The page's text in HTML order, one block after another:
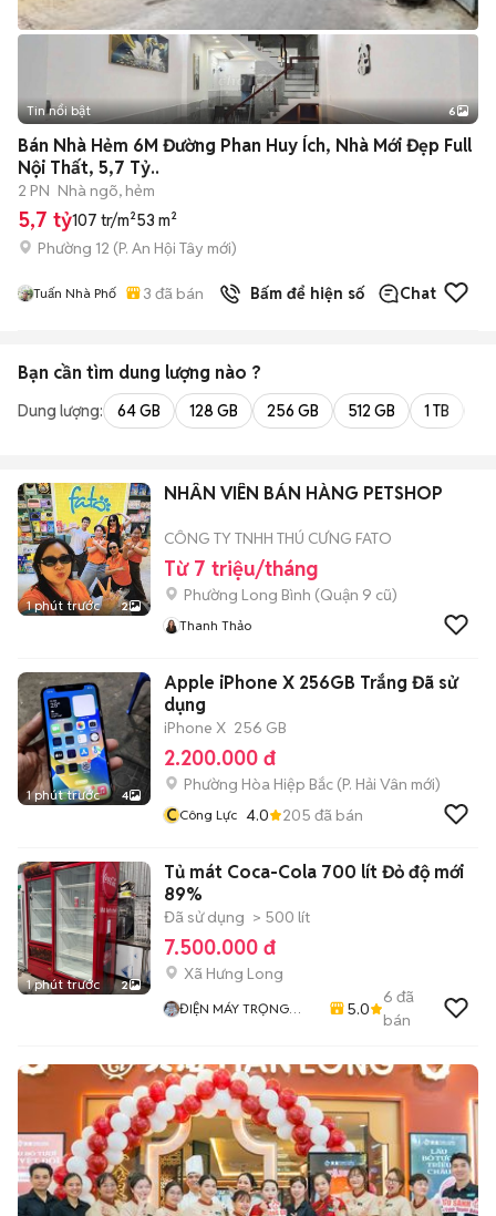
+2
Tin nổi bật 6
Bán Nhà Hẻm 6M Đường Phan Huy Ích, Nhà Mới Đẹp Full
Nội Thất, 5,7 Tỷ..
2 PN Nhà ngõ, hẻm
5,7 tỷ107 tr/m²53 m²
Phường 12 (P. An Hội Tây mới)
Tuấn Nhà Phố 3 đã bán Bấm để hiện số Chat
Bạn cần tìm dung lượng nào ?
Dung lượng: 64 GB 128 GB 256 GB 512 GB 1 TB
1 phút trước 2
NHÂN VIÊN BÁN HÀNG PETSHOP
CÔNG TY TNHH THÚ CƯNG FATO
Từ 7 triệu/tháng
Phường Long Bình (Quận 9 cũ)
Thanh Thảo
1 phút trước 4
Apple iPhone X 256GB Trắng Đã sử
dụng
iPhone X 256 GB
2.200.000 đ
Phường Hòa Hiệp Bắc (P. Hải Vân mới)
CCông Lực 4.0 205 đã bán
1 phút trước 2
Tủ mát Coca-Cola 700 lít Đỏ độ mới
89%
Đã sử dụng > 500 lít
7.500.000 đ
Xã Hưng Long
ĐIỆN MÁY TRỌNG
5.0
6 đã
bán